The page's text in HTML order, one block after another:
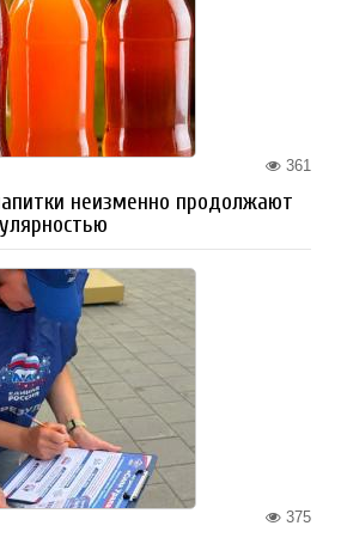
361
неизменно продолжают
375